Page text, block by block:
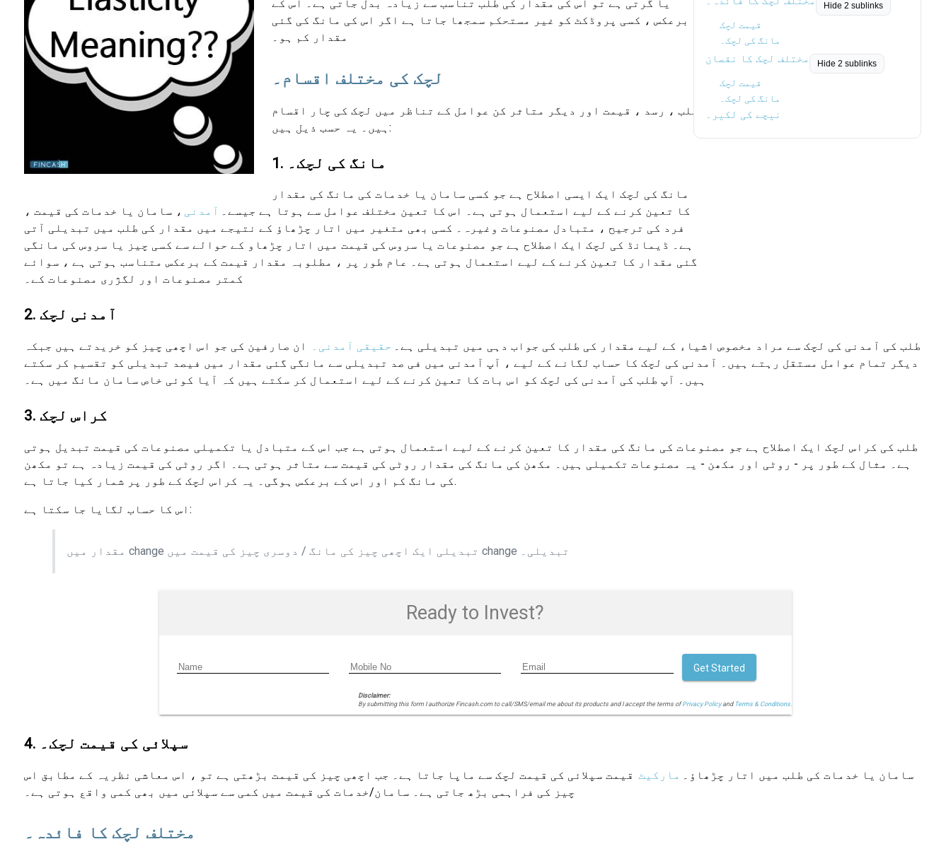
Hide 2 sublinks
قیمت لچک
مانگ کی لچک۔
مختلف لچک کا نقصان Hide 2 sublinks
قیمت لچک
مانگ کی لچک۔
نیچے کی لکیر۔
یا گرتی ہے تو اس کی مقدار کی طلب تناسب سے زیادہ بدل جاتی ہے۔ اس کے
برعکس ، کسی پروڈکٹ کو غیر مستحکم سمجھا جاتا ہے اگر اس کی مانگ کی گئی
مقدار کم ہو۔
لچک کی مختلف اقسام۔
طلب ، رسد ، قیمت اور دیگر متاثر کن عوامل کے تناظر میں لچک کی چار اقسام
ہیں۔ یہ حسب ذیل ہیں:
1. مانگ کی لچک۔
مانگ کی لچک ایک ایسی اصطلاح ہے جو کسی سامان یا خدمات کی مانگ کی مقدار
کا تعین کرنے کے لیے استعمال ہوتی ہے۔ اس کا تعین مختلف عوامل سے ہوتا ہے جیسے۔ آمدنی ، سامان یا خدمات کی قیمت ،
فرد کی ترجیح ، متبادل مصنوعات وغیرہ۔ کسی بھی متغیر میں اتار چڑھاؤ کے نتیجے میں مقدار کی طلب میں تبدیلی آتی
ہے۔ ڈیمانڈ کی لچک ایک اصطلاح ہے جو مصنوعات یا سروس کی قیمت میں اتار چڑھاو کے حوالے سے کسی چیز یا سروس کی مانگی
گئی مقدار کا تعین کرنے کے لیے استعمال ہوتی ہے۔ عام طور پر ، مطلوبہ مقدار قیمت کے برعکس متناسب ہوتی ہے ، سوائے
کمتر مصنوعات اور لگژری مصنوعات کے۔
2. آمدنی لچک
طلب کی آمدنی کی لچک سے مراد مخصوص اشیاء کے لیے مقدار کی طلب کی جواب دہی میں تبدیلی ہے۔ حقیقی آمدنی۔
ان صارفین کی جو اس اچھی چیز کو خریدتے ہیں جبکہ
دیگر تمام عوامل مستقل رہتے ہیں۔ آمدنی کی لچک کا حساب لگانے کے لیے ، آپ آمدنی میں فی صد تبدیلی سے مانگی گئی مقدار میں فیصد تبدیلی کو تقسیم کر سکتے
ہیں۔ آپ طلب کی آمدنی کی لچک کو اس بات کا تعین کرنے کے لیے استعمال کر سکتے ہیں کہ آیا کوئی خاص سامان مانگ میں ہے۔
3. کراس لچک
طلب کی کراس لچک ایک اصطلاح ہے جو مصنوعات کی مانگ کی مقدار کا تعین کرنے کے لیے استعمال ہوتی ہے جب اس کے متبادل یا تکمیلی مصنوعات کی قیمت تبدیل ہوتی
ہے۔ مثال کے طور پر - روٹی اور مکھن - یہ مصنوعات تکمیلی ہیں۔ مکھن کی مانگ کی مقدار روٹی کی قیمت سے متاثر ہوتی ہے۔ اگر روٹی کی قیمت زیادہ ہے تو مکھن
کی مانگ کم اور اس کے برعکس ہوگی۔ یہ کراس لچک کے طور پر شمار کیا جاتا ہے.
اس کا حساب لگایا جا سکتا ہے:
مقدار میں change تبدیلی ایک اچھی چیز کی مانگ / دوسری چیز کی قیمت میں change تبدیلی۔
Ready to Invest?
Disclaimer:
By submitting this form I authorize Fincash.com to call/SMS/email me about its products and I accept the terms ofPrivacy Policyand Terms & Conditions.
Get Started
4. سپلائی کی قیمت لچک۔
سامان یا خدمات کی طلب میں اتار چڑھاؤ۔ مارکیٹ قیمت سپلائی کی قیمت لچک سے ماپا جاتا ہے۔ جب اچھی چیز کی قیمت بڑھتی ہے تو ، اس معاشی نظریہ کے مطابق اس
چیز کی فراہمی بڑھ جاتی ہے۔ سامان/خدمات کی قیمت میں کمی سے سپلائی میں بھی کمی واقع ہوتی ہے۔
مختلف لچک کا فائدہ۔